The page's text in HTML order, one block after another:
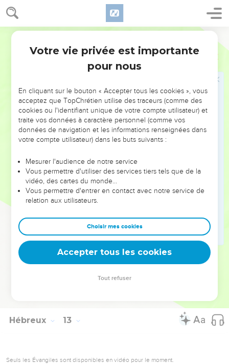
Hébreux 12
de la cité du Dieu vivant, la Jérusalem céleste, des myriades
qui forment le choeur des anges,
de l'assemblée des premiers-nés inscrits dans les cieux,
du juge qui est le Dieu de tous, des esprits des justes
parvenus à la perfection,
de Jésus qui est le médiateur de la nouvelle alliance, et
du sang de l'aspersion qui parle mieux que celui d'Abel.
Gardez-vous de refuser d'entendre celui qui parle ; car si
ceux-là n'ont pas échappé qui refusèrent d'entendre celui
qui publiait les oracles sur la terre, combien moins
échapperons-nous, si nous nous détournons de celui qui
lui, dont la voix alors ébranla la terre, et qui maintenant a
fait cette promesse : Une fois encore j'ébranlerai non
seulement la terre, mais aussi le ciel.
27
choses ébranlées, comme étant faites pour un temps, afin
que les choses inébranlables subsistent.
C'est pourquoi, recevant un royaume inébranlable,
montrons notre reconnaissance en rendant à Dieu un culte
Hébreux 13
Seuls les Évangiles sont disponibles en vidéo pour le moment.
Votre vie privée est importante
pour nous
En cliquant sur le bouton « Accepter tous les cookies », vous
acceptez que TopChrétien utilise des traceurs (comme des
cookies ou l'identifiant unique de votre compte utilisateur) et
traite vos données à caractère personnel (comme vos
données de navigation et les informations renseignées dans
votre compte utilisateur) dans les buts suivants :
Mesurer l'audience de notre service
Vous permettre d'utiliser des services tiers tels que de la
vidéo, des cartes du monde…
Vous permettre d'entrer en contact avec notre service de
relation aux utilisateurs.
Choisir mes cookies
Accepter tous les cookies
Tout refuser